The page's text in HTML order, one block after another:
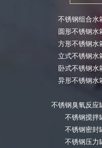
不锈钢组合水
圆形不锈钢水
方形不锈钢水
立式不锈钢水
卧式不锈钢水
异形不锈钢水
不锈钢臭氧反应
不锈钢搅拌
不锈钢密封
不锈钢压力